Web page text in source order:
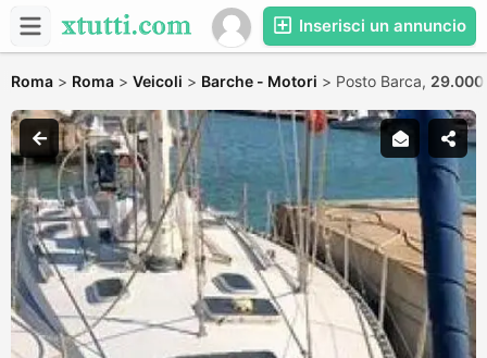
Inserisci un annuncio
Roma > Roma > Veicoli > Barche - Motori > Posto Barca, 29.000